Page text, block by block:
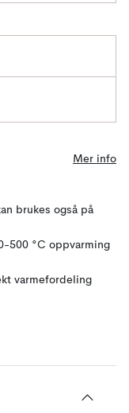
Mer info
brukes også på
500 °C oppvarming
varmefordeling